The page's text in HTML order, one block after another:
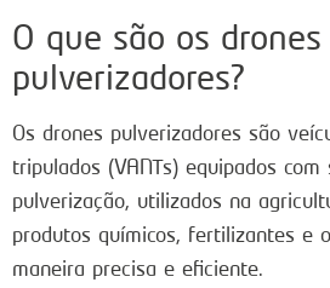
O que são os drones
pulverizadores?
Os drones pulverizadores são
tripulados (VANTs) equipados
pulverização, utilizados na
produtos químicos, fertilizantes e
maneira precisa e eficiente.